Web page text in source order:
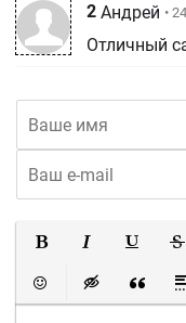
2 Андрей •
Отличный
Вставить смайлик
ВставкаВставка